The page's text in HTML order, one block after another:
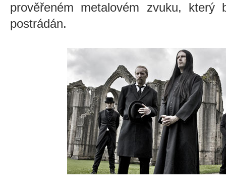
prověřeném metalovém zvuku,
postrádán.